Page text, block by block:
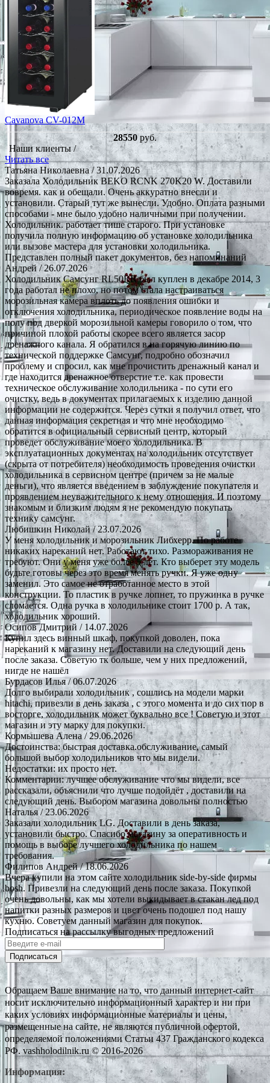
Cavanova CV-012M
28550руб.
Наши клиенты /
Читать все
Татьяна Николаевна/ 31.07.2026
Заказала Холодильник BEKO RCNK 270K20 W. Доставили
вовремя. как и обещали. Очень аккуратно внесли и
установили. Старый тут же вынесли. Удобно. Оплата разными
способами - мне было удобно наличными при получении.
Холодильник. работает тише старого. При установке
получила полную информацию об установке холодильника
или вызове мастера для установки холодильника.
Представлен полный пакет документов, без напоминаний
Андрей / 26.07.2026
Холодильник Самсунг RL50RR был куплен в декабре 2014, 3
года работал не плохо, но потом стала настраиваться
морозильная камера вплоть до появления ошибки и
отключения холодильника, периодическое появление воды на
полу под дверкой морозильной камеры говорило о том, что
причиной плохой работы скорее всего является засор
дренажного канала. Я обратился в на горячую линию по
технической поддержке Самсунг, подробно обозначил
проблему и спросил, как мне прочистить дренажный канал и
где находится дренажное отверстие т.е. как провести
техническое обслуживание холодильника - по сути его
очистку, ведь в документах прилагаемых к изделию данной
информации не содержится. Через сутки я получил ответ, что
данная информация секретная и что мне необходимо
обратится в официальный сервисный центр, который
проведет обслуживание моего холодильника. В
эксплуатационных документах на холодильник отсутствует
(скрыта от потребителя) необходимость проведения очистки
холодильника в сервисном центре (причем за не малые
деньги), что является введением в заблуждение покупателя и
проявлением неуважительного к нему отношения. И поэтому
знакомым и близким людям я не рекомендую покупать
технику самсунг.
Любишкин Николай/ 23.07.2026
У меня холодильник и морозильник Либхерр. По работе
никаких нареканий нет. Работают тихо. Размораживания не
требуют. Они у меня уже более 5 лет. Кто выберет эту модель
будьте готовы через это время менять ручки. Я уже одну
заменил. Это самое не отработанное место в этой
конструкции. То пластик в ручке лопнет, то пружинка в ручке
сломается. Одна ручка в холодильнике стоит 1700 р. А так,
холодильник хороший.
Осипов Дмитрий / 14.07.2026
Купил здесь винный шкаф, покупкой доволен, пока
нареканий к магазину нет. Доставили на следующий день
после заказа. Советую тк больше, чем у них предложений,
нигде не нашёл
Бурдасов Илья/ 06.07.2026
Долго выбирали холодильник , сошлись на модели марки
hitachi, привезли в день заказа , с этого момента и до сих пор в
восторге, холодильник может буквально все ! Советую и этот
магазин и эту марку для покупки.
Кормышева Алена/ 29.06.2026
Достоинства: быстрая доставка.обслуживание, самый
большой выбор холодильников что мы видели.
Недостатки: их просто нет.
Комментарии: лучшее обслуживание что мы видели, все
рассказали, объяснили что лучше подойдёт , доставили на
следующий день. Выбором магазина довольны полностью
Наталья/ 23.06.2026
Заказали холодильник LG. Доставили в день заказа,
установили быстро. Спасибо магазину за оперативность и
помощь в выборе лучшего холодильника по нашем
требования.
Филипов Андрей/ 18.06.2026
Вчера купили на этом сайте холодильник side-by-side фирмы
bosh. Привезли на следующий день после заказа. Покупкой
очень довольны, как мы хотели выкидывает в стакан лед под
напитки разных размеров и цвет очень подошел под нашу
кухню. Советуем данный магазин для покупок.
Подписаться на рассылку выгодных предложений
Подписаться
Обращаем Ваше внимание на то, что данный интернет-сайт
носит исключительно информационный характер и ни при
каких условиях информационные материалы и цены,
размещенные на сайте, не являются публичной офертой,
определяемой положениями Статьи 437 Гражданского кодекса
РФ. vashholodilnik.ru © 2016-2026
Информация: